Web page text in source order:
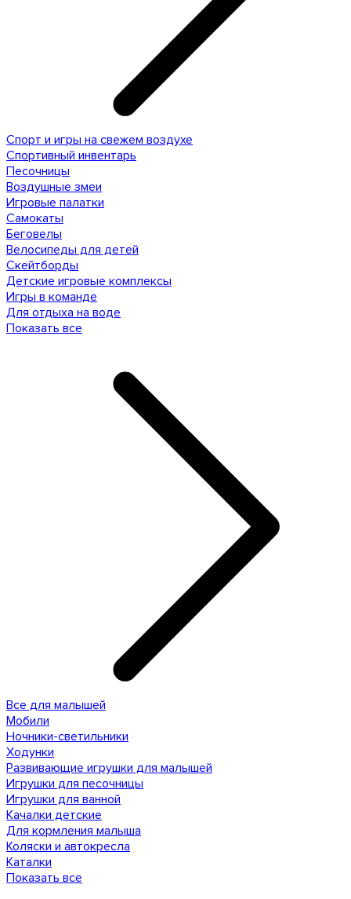
Спорт и игры на свежем воздухе
Спортивный инвентарь
Песочницы
Воздушные змеи
Игровые палатки
Самокаты
Беговелы
Велосипеды для детей
Скейтборды
Детские игровые комплексы
Игры в команде
Для отдыха на воде
Показать все
Все для малышей
Мобили
Ночники-светильники
Ходунки
Развивающие игрушки для малышей
Игрушки для песочницы
Игрушки для ванной
Качалки детские
Для кормления малыша
Коляски и автокресла
Каталки
Показать все